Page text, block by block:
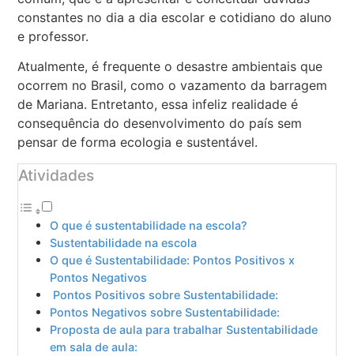
constantes no dia a dia escolar e cotidiano do aluno
e professor.
Atualmente, é frequente o desastre ambientais que
ocorrem no Brasil, como o vazamento da barragem
de Mariana. Entretanto, essa infeliz realidade é
consequência do desenvolvimento do país sem
pensar de forma ecologia e sustentável.
Atividades
O que é sustentabilidade na escola?
Sustentabilidade na escola
O que é Sustentabilidade: Pontos Positivos x
Pontos Negativos
Pontos Positivos sobre Sustentabilidade:
Pontos Negativos sobre Sustentabilidade:
Proposta de aula para trabalhar Sustentabilidade
em sala de aula: